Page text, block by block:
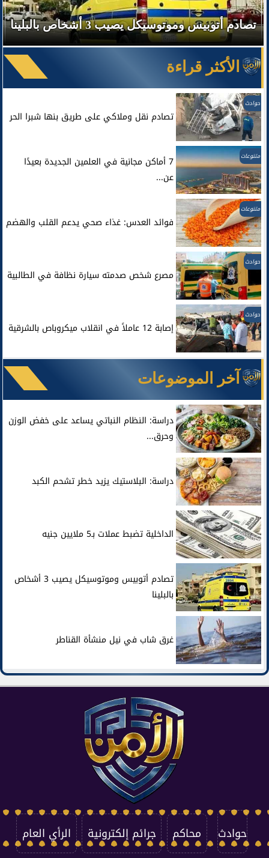
تصادم أتوبيس وموتوسيكل يصيب 3 أشخاص بالبلينا
الأكثر قراءة
حوادث
تصادم نقل وملاكي على طريق بنها شبرا الحر
متنوعات
7 أماكن مجانية في العلمين الجديدة بعيدًا
عن...
متنوعات
فوائد العدس: غذاء صحي يدعم القلب والهضم
حوادث
مصرع شخص صدمته سيارة نظافة في الطالبية
حوادث
إصابة 12 عاملاً في انقلاب ميكروباص بالشرقية
آخر الموضوعات
دراسة: النظام النباتي يساعد على خفض الوزن
وحرق...
دراسة: البلاستيك يزيد خطر تشحم الكبد
الداخلية تضبط عملات بـ5 ملايين جنيه
تصادم أتوبيس وموتوسيكل يصيب 3 أشخاص
بالبلينا
غرق شاب في نيل منشأة القناطر
حوادث محاكم جرائم إلكترونية الرأي العام